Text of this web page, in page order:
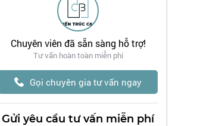
Chuyên viên đã sẵn sàng hỗ trợ!
Tư vấn hoàn toàn miễn phí
Gọi chuyên gia tư vấn ngay
Gửi yêu cầu tư vấn miễn phí